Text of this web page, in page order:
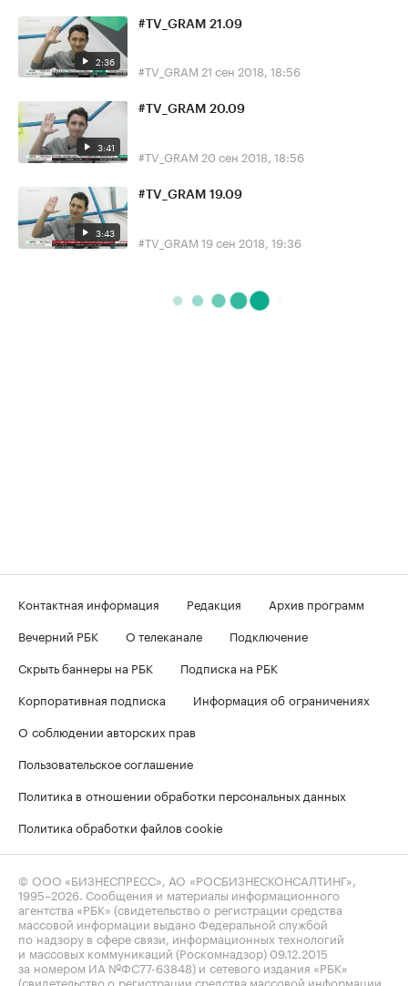
2:36
#TV_GRAM 21.09
#TV_GRAM 21 сен 2018, 18:56
3:41
#TV_GRAM 20.09
#TV_GRAM 20 сен 2018, 18:56
3:43
#TV_GRAM 19.09
#TV_GRAM 19 сен 2018, 19:36
Контактная информация Редакция
Архив программ
Вечерний РБК
О телеканале
Подключение
Скрыть баннеры на РБК
Подписка на РБК
Корпоративная подписка
Информация об ограничениях
О соблюдении авторских прав
Пользовательское соглашение
Политика в отношении обработки персональных данных
Политика обработки файлов cookie
© ООО «БИЗНЕСПРЕСС», АО «РОСБИЗНЕСКОНСАЛТИНГ»,
1995–2026 . Сообщения и материалы информационного
агентства «РБК» (свидетельство о регистрации средства
массовой информации выдано Федеральной службой
по надзору в сфере связи, информационных технологий
и массовых коммуникаций (Роскомнадзор) 09.12.2015
за номером ИА №ФС77-63848) и сетевого издания «РБК»
(свидетельство о регистрации средства массовой информации